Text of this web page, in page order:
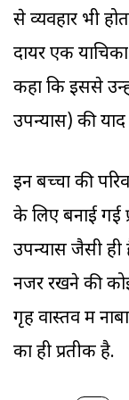
से व्यवहार भी
दायर एक
कहा कि इससे
उपन्यास) की
इन बच्चों की
के लिए बनाई गई
उपन्यास जैसी
नजर रखने की
गृह वास्तव में
का ही प्रतीक है.